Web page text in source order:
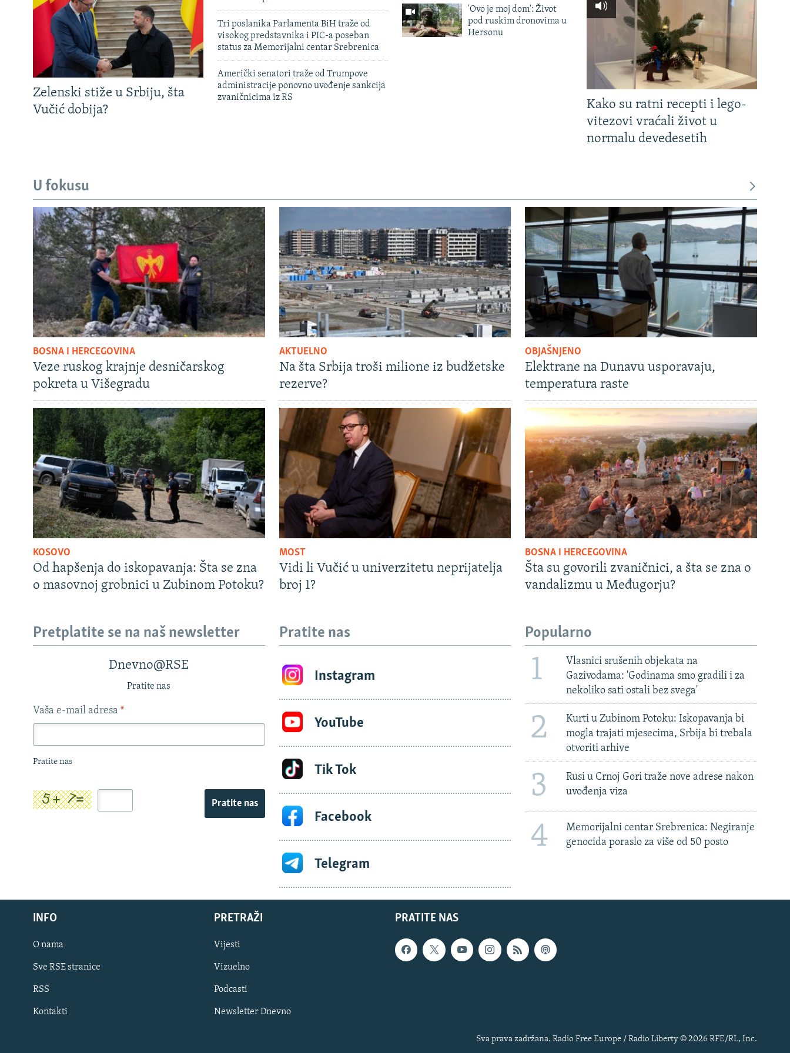
Zelenski stiže u Srbiju, šta
Vučić dobija?
Tri poslanika Parlamenta BiH traže od
visokog predstavnika i PIC-a poseban
status za Memorijalni centar Srebrenica
Američki senatori traže od Trumpove
administracije ponovno uvođenje sankcija
zvaničnicima iz RS
'Ovo je moj dom': Život
pod ruskim dronovima u
Hersonu
Kako su ratni recepti i lego-
vitezovi vraćali život u
normalu devedesetih
U fokusu
BOSNA I HERCEGOVINA
Veze ruskog krajnje desničarskog
pokreta u Višegradu
AKTUELNO
Na šta Srbija troši milione iz budžetske
rezerve?
OBJAŠNJENO
Elektrane na Dunavu usporavaju,
temperatura raste
KOSOVO
Od hapšenja do iskopavanja: Šta se zna
o masovnoj grobnici u Zubinom Potoku?
MOST
Vidi li Vučić u univerzitetu neprijatelja
broj 1?
BOSNA I HERCEGOVINA
Šta su govorili zvaničnici, a šta se zna o
vandalizmu u Međugorju?
Pretplatite se na naš newsletter
Dnevno@RSE
Pratite nas
Vaša e-mail adresa *
Pratite nas
Pratite nas
Pratite nas
Instagram
YouTube
Tik Tok
Facebook
Telegram
Popularno
1
Vlasnici srušenih objekata na
Gazivodama: 'Godinama smo gradili i za
nekoliko sati ostali bez svega'
2
Kurti u Zubinom Potoku: Iskopavanja bi
mogla trajati mjesecima, Srbija bi trebala
otvoriti arhive
3
Rusi u Crnoj Gori traže nove adrese nakon
uvođenja viza
4
Memorijalni centar Srebrenica: Negiranje
genocida poraslo za više od 50 posto
PRATITE NAS
INFO
O nama
Sve RSE stranice
RSS
Kontakti
PRETRAŽI
Vijesti
Vizuelno
Podcasti
Newsletter Dnevno
Sva prava zadržana. Radio Free Europe / Radio Liberty © 2026 RFE/RL, Inc.